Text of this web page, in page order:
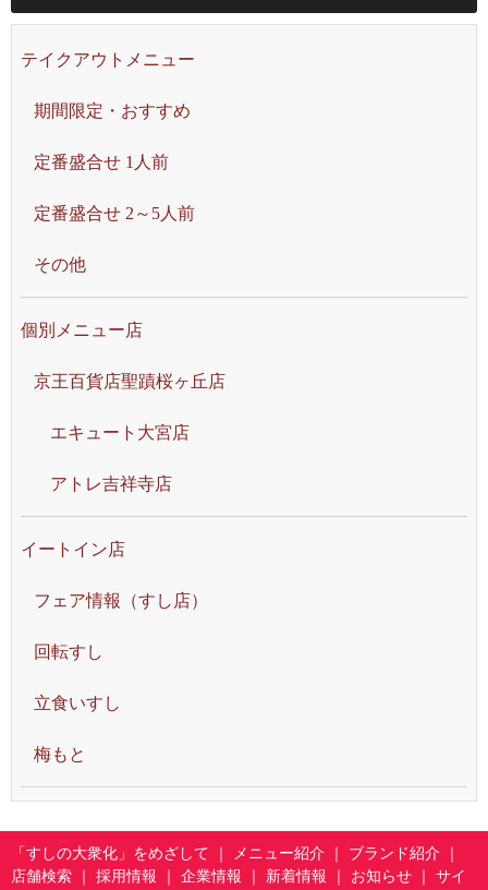
テイクアウトメニュー
期間限定・おすすめ
定番盛合せ 1人前
定番盛合せ 2～5人前
その他
個別メニュー店
京王百貨店聖蹟桜ヶ丘店
エキュート大宮店
アトレ吉祥寺店
イートイン店
フェア情報（すし店）
回転すし
立食いすし
梅もと
「すしの大衆化」をめざして メニュー紹介 ブランド紹介
店舗検索
採用情報 企業情報 新着情報 お知らせ サイ